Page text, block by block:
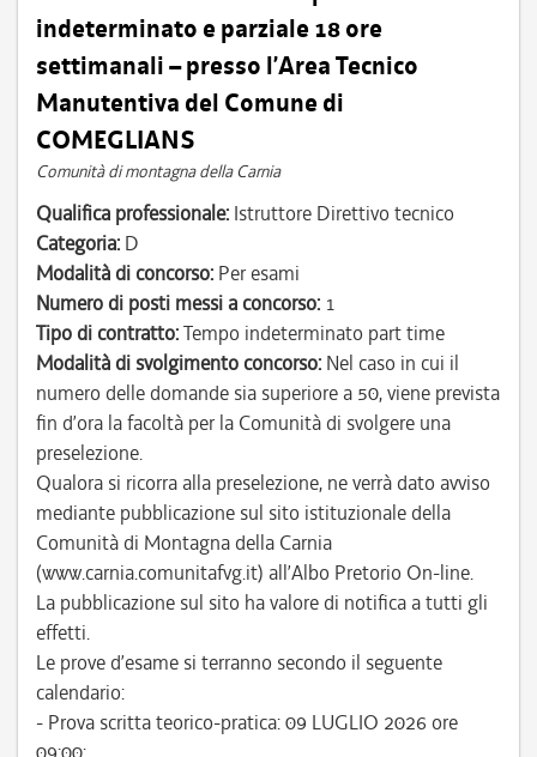
indeterminato e parziale 18 ore
settimanali – presso l’Area Tecnico
Manutentiva del Comune di
COMEGLIANS
Comunità di montagna della Carnia
Qualifica professionale: Istruttore Direttivo tecnico
Categoria: D
Modalità di concorso: Per esami
Numero di posti messi a concorso: 1
Tipo di contratto:Tempo indeterminato part time
Modalità di svolgimento concorso: Nel caso in cui il
numero delle domande sia superiore a 50, viene prevista
fin d’ora la facoltà per la Comunità di svolgere una
preselezione.
Qualora si ricorra alla preselezione, ne verrà dato avviso
mediante pubblicazione sul sito istituzionale della
Comunità di Montagna della Carnia
(www.carnia.comunitafvg.it) all’Albo Pretorio On-line.
La pubblicazione sul sito ha valore di notifica a tutti gli
effetti.
Le prove d’esame si terranno secondo il seguente
calendario:
- Prova scritta teorico-pratica: 09 LUGLIO 2026 ore